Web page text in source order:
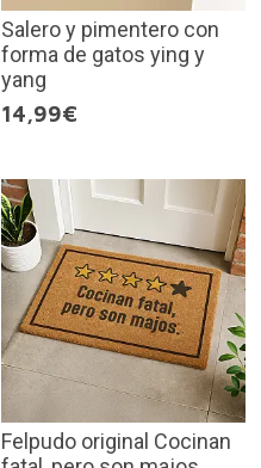
Salero y pimentero con
forma de gatos ying y
yang
14,99€
Felpudo original Cocinan